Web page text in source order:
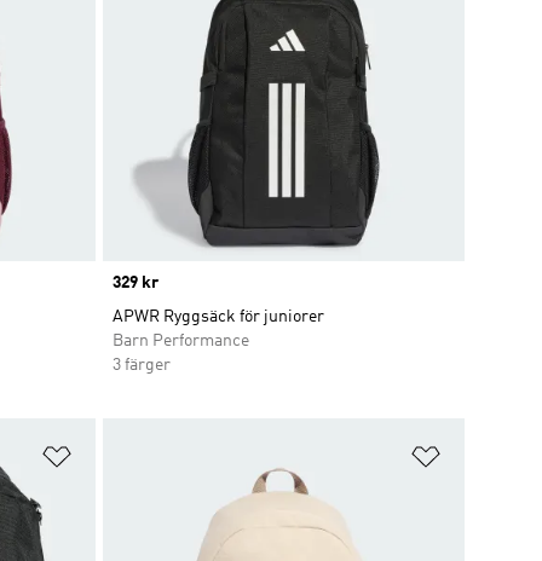
Price
329 kr
APWR Ryggsäck för juniorer
Barn Performance
3 färger